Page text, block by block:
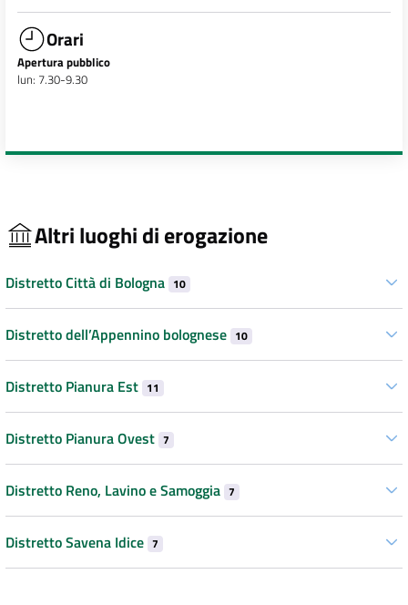
Orari
Apertura pubblico
lun: 7.30-9.30
Altri luoghi di erogazione
Distretto Città di Bologna 10
Distretto dell’Appennino bolognese 10
Distretto Pianura Est 11
Distretto Pianura Ovest 7
Distretto Reno, Lavino e Samoggia 7
Distretto Savena Idice 7